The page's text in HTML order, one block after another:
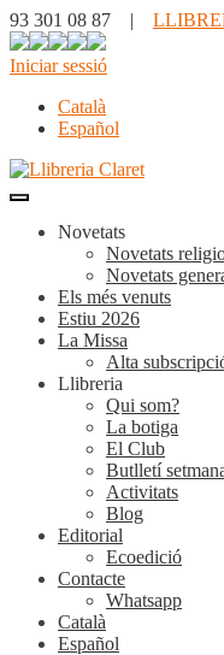
93 301 08 87 |
Iniciar sessió
Català
Español
Novetats
Novetats
Novetats
Els més venuts
Estiu 2026
La Missa
Alta
Llibreria
Qui som?
La botiga
El Club
Butlletí
Activitats
Blog
Editorial
Ecoedició
Contacte
Whatsapp
Català
Español